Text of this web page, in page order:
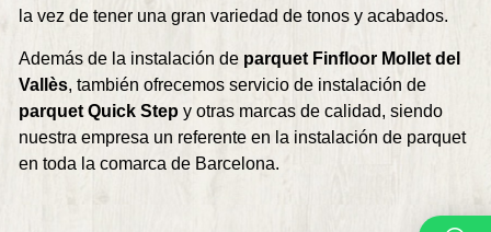
la vez de tener una gran variedad de tonos y acabados.
Además de la instalación de parquet Finfloor Mollet del
Vallès, también ofrecemos servicio de instalación de
parquet Quick Step y otras marcas de calidad, siendo
nuestra empresa un referente en la instalación de parquet
en toda la comarca de Barcelona.